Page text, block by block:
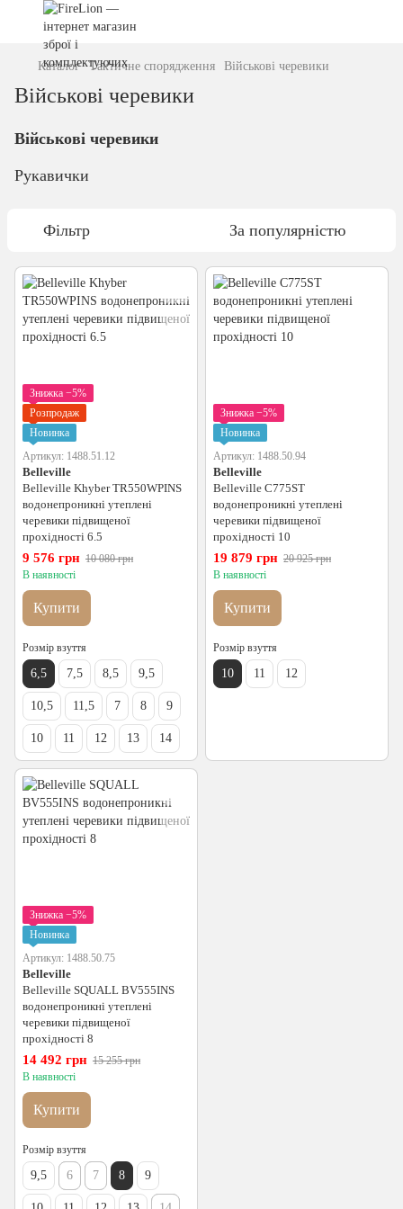
Каталог Тактичне спорядження Військові черевики
Військові черевики
Військові черевики
Рукавички
Фільтр За популярністю
Знижка −5%
Розпродаж
Новинка
Артикул: 1488.51.12
Belleville
Belleville Khyber TR550WPINS
водонепроникні утеплені
черевики підвищеної
прохідності 6.5
9 576 грн 10 080 грн
В наявності
Купити
Розмір взуття
6,5 7,5 8,5 9,5
10,5 11,5 7 8 9
10 11 12 13 14
Знижка −5%
Новинка
Артикул: 1488.50.94
Belleville
Belleville C775ST
водонепроникні утеплені
черевики підвищеної
прохідності 10
19 879 грн 20 925 грн
В наявності
Купити
Розмір взуття
10 11 12
Знижка −5%
Новинка
Артикул: 1488.50.75
Belleville
Belleville SQUALL BV555INS
водонепроникні утеплені
черевики підвищеної
прохідності 8
14 492 грн 15 255 грн
В наявності
Купити
Розмір взуття
9,5 6 7 8 9